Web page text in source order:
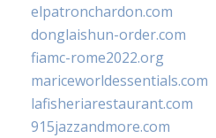
elpatronchardon.com
donglaishun-order.com
fiamc-rome2022.org
mariceworldessentials.com
lafisheriarestaurant.com
915jazzandmore.com